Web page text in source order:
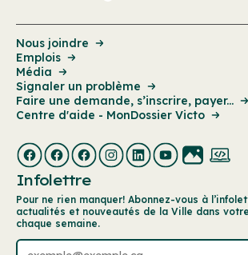
Nous joindre
Emplois
Média
Signaler un problème
Faire une demande, s’inscrire, payer...
Centre d'aide - MonDossier Victo
Infolettre
Pour ne rien manquer! Abonnez-vous à
actualités et nouveautés de la Ville dans
chaque semaine.